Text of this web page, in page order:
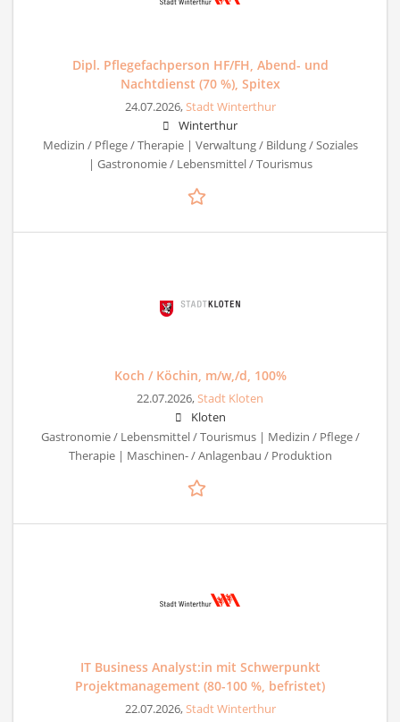
Dipl. Pflegefachperson HF/FH, Abend- und
Nachtdienst (70 %), Spitex
24.07.2026,Stadt Winterthur
Winterthur
Medizin / Pflege / Therapie | Verwaltung / Bildung / Soziales
| Gastronomie / Lebensmittel / Tourismus
Koch / Köchin, m/w,/d, 100%
22.07.2026,Stadt Kloten
Kloten
Gastronomie / Lebensmittel / Tourismus | Medizin / Pflege /
Therapie | Maschinen- / Anlagenbau / Produktion
IT Business Analyst:in mit Schwerpunkt
Projektmanagement (80-100 %, befristet)
22.07.2026,Stadt Winterthur